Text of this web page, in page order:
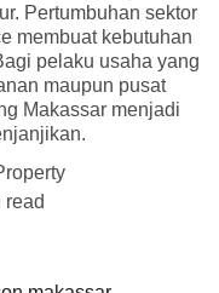
Pertumbuhan sektor
membuat kebutuhan
pelaku usaha yang
maupun pusat
Makassar menjadi
read